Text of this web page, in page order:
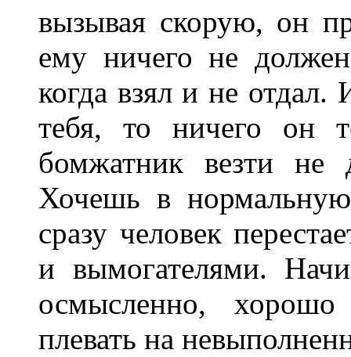
вызывая скорую, он
ему ничего не
когда взял и не
тебя, то ничего он
бомжатник везти не
Хочешь в
сразу человек
и вымогателями.
осмысленно,
плевать на